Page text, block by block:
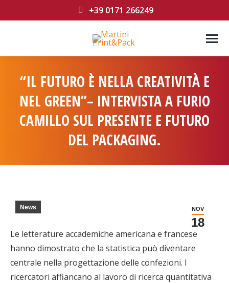
+39 0171 266249
“IL FUTURO È NELLA CREATIVITÀ E
NEL GREEN”– INTERVISTA A FURIO
CAMILLO SUL PRESENTE E FUTURO
DEL PACKAGING.
NOV
18
News
Le letterature accademiche americana e francese
hanno dimostrato che la statistica può diventare
centrale nella progettazione delle confezioni. I
ricercatori affiancano al lavoro di ricerca quantitativa